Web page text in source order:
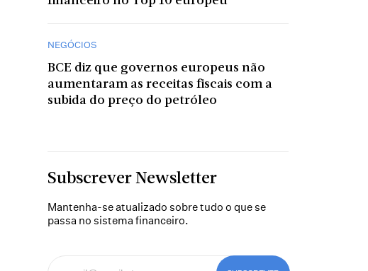
NEGÓCIOS
BCE diz que governos europeus não
aumentaram as receitas fiscais com a
subida do preço do petróleo
Subscrever Newsletter
Mantenha-se atualizado sobre tudo o que se
passa no sistema financeiro.